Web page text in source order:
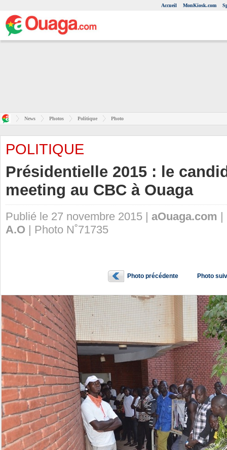
Accueil MonKiosk.com
News Photos Politique Photo
POLITIQUE
Présidentielle 2015 : le
meeting au CBC à Ouaga
Publié le 27 novembre 2015 | aOuaga.com |
A.O | Photo N˚71735
Photo précédente Photo